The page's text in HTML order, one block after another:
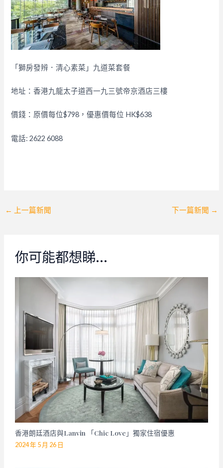
「獅房發辨．清心素菜」九道菜套餐
地址：香港九龍太子道西一九三號帝京酒店三樓
價錢： 原價每位$798，優惠價每位 HK$638
電話: 2622 6088
Post
← 上一篇新聞 下一篇新聞 →
你可能都想睇…
香港朗廷酒店與Lanvin 「Chic Love」獨家住宿優惠
2024 年 5 月 26 日